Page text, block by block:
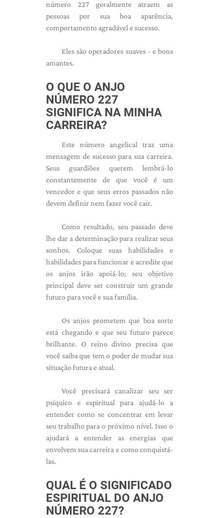
número 227 geralmente atraem as
pessoas por sua boa aparência,
comportamento agradável e sucesso.
Eles são operadores suaves - e bons
amantes.
O QUE O ANJO
NÚMERO 227
SIGNIFICA NA MINHA
CARREIRA?
Este número angelical traz uma
mensagem de sucesso para sua carreira.
Seus guardiões querem lembrá-lo
constantemente de que você é um
vencedor e que seus erros passados ​​não
devem definir nem fazer você cair.
Como resultado, seu passado deve
lhe dar a determinação para realizar seus
sonhos. Coloque suas habilidades e
habilidades para funcionar e acredite que
os anjos irão apoiá-lo; seu objetivo
principal deve ser construir um grande
futuro para você e sua família.
Os anjos prometem que boa sorte
está chegando e que seu futuro parece
brilhante. O reino divino precisa que
você saiba que tem o poder de mudar sua
situação futura e atual.
Você precisará canalizar seu ser
psíquico e espiritual para ajudá-lo a
entender como se concentrar em levar
seu trabalho para o próximo nível. Isso o
ajudará a entender as energias que
envolvem sua carreira e como conquistá-
las.
QUAL É O SIGNIFICADO
ESPIRITUAL DO ANJO
NÚMERO 227?